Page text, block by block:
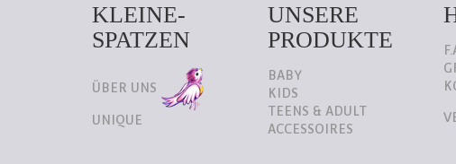
KLEINE-
SPATZEN
ÜBER UNS
UNIQUE
UNSERE
PRODUKTE
BABY
KIDS
TEENS & ADULT
ACCESSOIRES